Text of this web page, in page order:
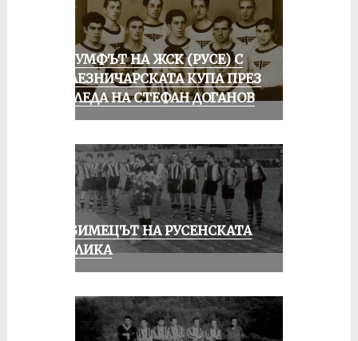
ТРИУМФЪТ НА ЖСК (РУСЕ) С
ЖЕЛЕЗНИЧАРСКАТА КУПА ПРЕЗ
ПОГЛЕДА НА СТЕФАН ДОГАНОВ
ЛЮБИМЕЦЪТ НА РУСЕНСКАТА
ПУБЛИКА